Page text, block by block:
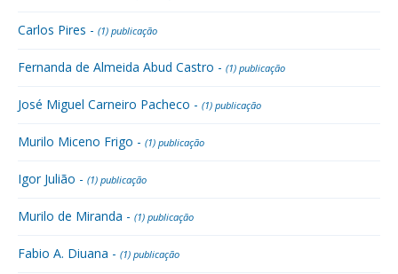
Carlos Pires - (1) publicação
Fernanda de Almeida Abud Castro - (1) publicação
José Miguel Carneiro Pacheco - (1) publicação
Murilo Miceno Frigo - (1) publicação
Igor Julião - (1) publicação
Murilo de Miranda - (1) publicação
Fabio A. Diuana - (1) publicação